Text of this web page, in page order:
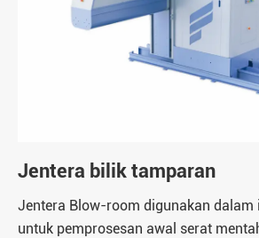
Jentera bilik tamparan
Jentera Blow-room digunakan dalam
untuk pemprosesan awal serat